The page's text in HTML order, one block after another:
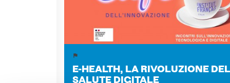
ARCHIVES
Café dell'innovazione
Dialoghi del Farnese
Farnèse à la page
Festa della musica
Incontro italo-francesi sul
mondo di domani
E-​HEALTH, LA RI­VO­LU­ZIONE
SA­LUTE DI­GI­TALE